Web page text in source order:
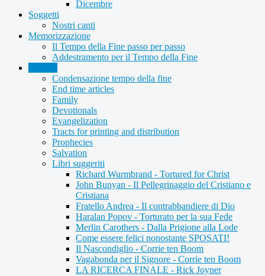
Dicembre
Soggetti
Nostri canti
Memorizzazione
Il Tempo della Fine passo per passo
Addestramento per il Tempo della Fine
Condensazione tempo della fine
End time articles
Family
Devotionals
Evangelization
Tracts for printing and distribution
Prophecies
Salvation
Libri suggeriti
Richard Wurmbrand - Tortured for Christ
John Bunyan - Il Pellegrinaggio del Cristiano e
Cristiana
Fratello Andrea - Il contrabbandiere di Dio
Haralan Popov - Torturato per la sua Fede
Merlin Carothers - Dalla Prigione alla Lode
Come essere felici nonostante SPOSATI!
Il Nascondiglio - Corrie ten Boom
Vagabonda per il Signore - Corrie ten Boom
LA RICERCA FINALE - Rick Joyner